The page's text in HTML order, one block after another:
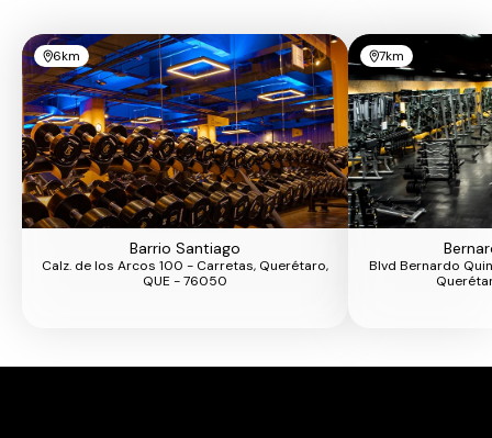
6km
Barrio Santiago
Calz. de los Arcos 100 - Carretas, Querétaro,
QUE - 76050
7km
Blvd Bernardo